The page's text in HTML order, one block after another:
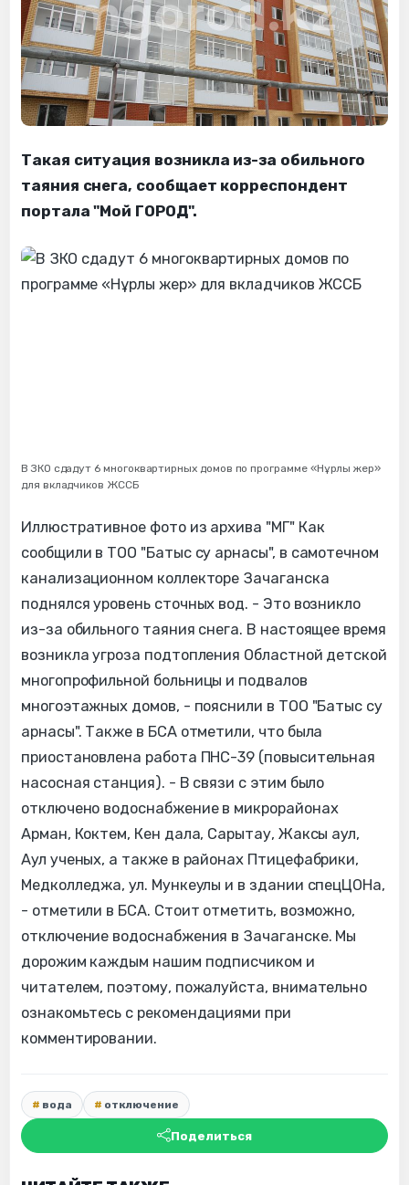
Такая ситуация возникла из-за обильного
таяния снега, сообщает корреспондент
портала "Мой ГОРОД".
В ЗКО сдадут 6 многоквартирных домов по программе «Нұрлы жер»
для вкладчиков ЖССБ
Иллюстративное фото из архива "МГ" Как
сообщили в ТОО "Батыс су арнасы", в самотечном
канализационном коллекторе Зачаганска
поднялся уровень сточных вод. - Это возникло
из-за обильного таяния снега. В настоящее время
возникла угроза подтопления Областной детской
многопрофильной больницы и подвалов
многоэтажных домов, - пояснили в ТОО "Батыс су
арнасы". Также в БСА отметили, что была
приостановлена работа ПНС-39 (повысительная
насосная станция). - В связи с этим было
отключено водоснабжение в микрорайонах
Арман, Коктем, Кен дала, Сарытау, Жаксы аул,
Аул ученых, а также в районах Птицефабрики,
Медколледжа, ул. Мункеулы и в здании спецЦОНа,
- отметили в БСА. Стоит отметить, возможно,
отключение водоснабжения в Зачаганске. Мы
дорожим каждым нашим подписчиком и
читателем, поэтому, пожалуйста, внимательно
ознакомьтесь с рекомендациями при
комментировании.
вода отключение
Поделиться